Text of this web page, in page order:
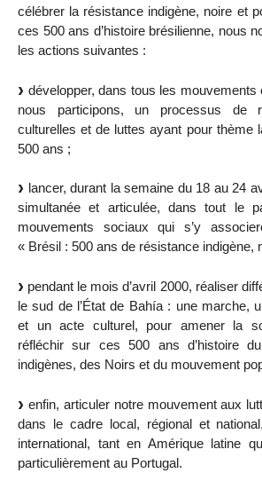
célébrer la résistance indigène, noire et
ces 500 ans d’histoire brésilienne, nous
les actions suivantes :
développer, dans tous les mouvements
nous participons, un processus de
culturelles et de luttes ayant pour thème
500 ans ;
lancer, durant la semaine du 18 au 24
simultanée et articulée, dans tout le
mouvements sociaux qui s’y
« Brésil : 500 ans de résistance indigène,
pendant le mois d’avril 2000, réaliser
le sud de l’État de Bahía : une marche,
et un acte culturel, pour amener la
réfléchir sur ces 500 ans d’histoire
indigènes, des Noirs et du mouvement
enfin, articuler notre mouvement aux
dans le cadre local, régional et
international, tant en Amérique latine
particulièrement au Portugal.